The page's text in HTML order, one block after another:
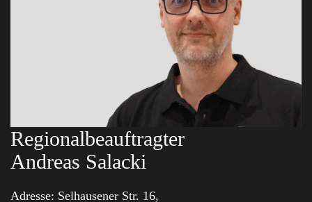
Regionalbeauftragter
Andreas Salacki
Adresse: Selhausener Str. 16,